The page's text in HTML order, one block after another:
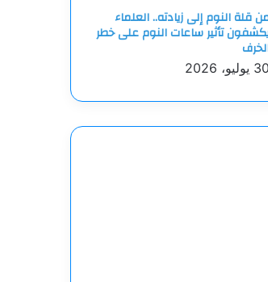
قلة النوم إلى زيادته.. العلماء
تأثير ساعات النوم على خطر
30 يوليو، 2026